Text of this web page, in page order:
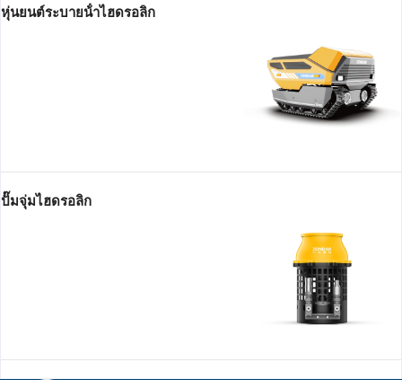
หุ่นยนต์ระบายน้ําไฮดรอลิก
ปั๊มจุ่มไฮดรอลิก